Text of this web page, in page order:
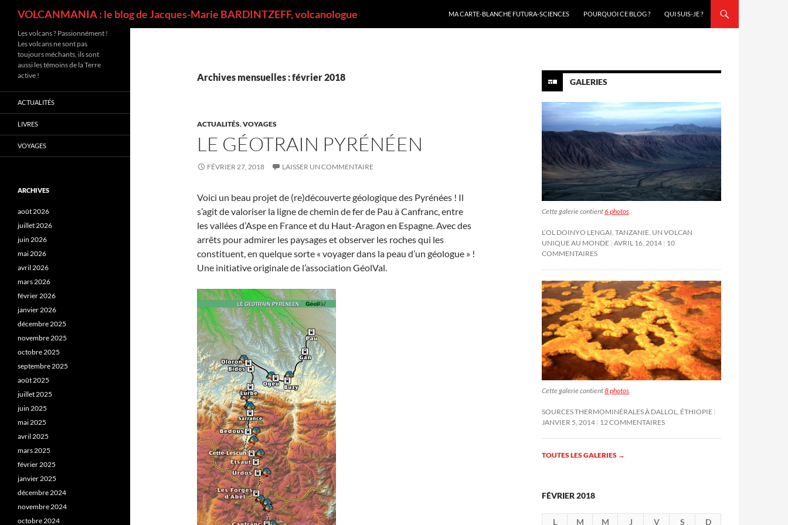
VOLCANMANIA : le blog de Jacques-Marie BARDINTZEFF, volcanologue
MA CARTE-BLANCHE FUTURA-SCIENCES
POURQUOI CE BLOG ? QUI SUIS-JE ?
Archives mensuelles : février 2018
ACTUALITÉS,VOYAGES
LE GÉOTRAIN PYRÉNÉEN
FÉVRIER 27, 2018 LAISSER UN COMMENTAIRE
Voici un beau projet de (re)découverte géologique des Pyrénées ! Il
s’agit de valoriser la ligne de chemin de fer de Pau à Canfranc, entre
les vallées d’Aspe en France et du Haut-Aragon en Espagne. Avec des
arrêts pour admirer les paysages et observer les roches qui les
constituent, en quelque sorte « voyager dans la peau d’un géologue » !
Une initiative originale de l’association GéolVal.
GALERIES
Cette galerie contient6 photos.
L’OL DOINYO LENGAI, TANZANIE, UN VOLCAN
UNIQUE AU MONDE AVRIL 16, 2014 10
COMMENTAIRES
Cette galerie contient8 photos
SOURCES THERMOMINÉRALES À DALLOL, ÉTHIOPIE
JANVIER 5, 2014 12 COMMENTAIRES
TOUTES LES GALERIES →
FÉVRIER 2018
L M M J V S
D
Les volcans ? Passionnément !
Les volcans ne sont pas
toujours méchants, ils sont
aussi les témoins de la Terre
active !
ACTUALITÉS
LIVRES
VOYAGES
ARCHIVES
août 2026
juillet 2026
juin 2026
mai 2026
avril 2026
mars 2026
février 2026
janvier 2026
décembre 2025
novembre 2025
octobre 2025
septembre 2025
août 2025
juillet 2025
juin 2025
mai 2025
avril 2025
mars 2025
février 2025
janvier 2025
décembre 2024
novembre 2024
octobre 2024